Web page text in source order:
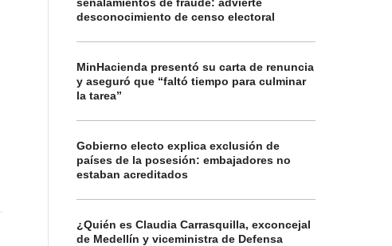
desconocimiento de censo electoral
MinHacienda presentó su carta de renuncia
y aseguró que “faltó tiempo para culminar
la tarea”
Gobierno electo explica exclusión de
países de la posesión: embajadores no
estaban acreditados
¿Quién es Claudia Carrasquilla, exconcejal
de Medellín y viceministra de Defensa